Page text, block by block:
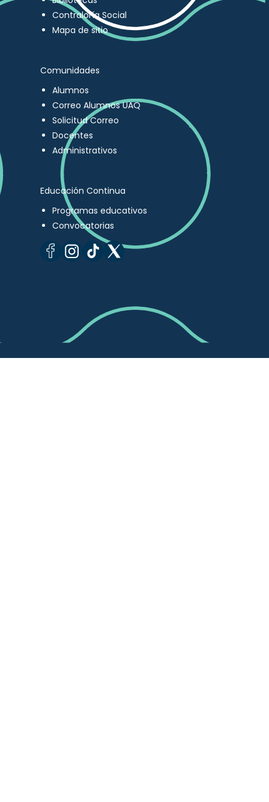
Contraloría Social
Mapa de sitio
Comunidades
Alumnos
Correo Alumnos UAQ
Solicitud Correo
Docentes
Administrativos
Educación Continua
Programas educativos
Convocatorias